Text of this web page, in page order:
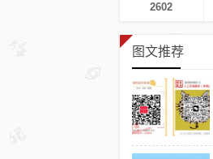
2602
图文推荐